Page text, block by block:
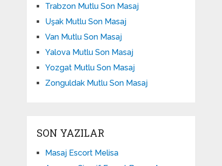
Trabzon Mutlu Son Masaj
Uşak Mutlu Son Masaj
Van Mutlu Son Masaj
Yalova Mutlu Son Masaj
Yozgat Mutlu Son Masaj
Zonguldak Mutlu Son Masaj
SON YAZILAR
Masaj Escort Melisa